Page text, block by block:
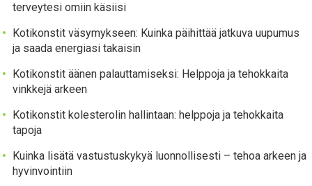
terveytesi omiin käsiisi
Kotikonstit väsymykseen: Kuinka päihittää jatkuva uupumus
ja saada energiasi takaisin
Kotikonstit äänen palauttamiseksi: Helppoja ja tehokkaita
vinkkejä arkeen
Kotikonstit kolesterolin hallintaan: helppoja ja tehokkaita
tapoja
Kuinka lisätä vastustuskykyä luonnollisesti – tehoa arkeen ja
hyvinvointiin